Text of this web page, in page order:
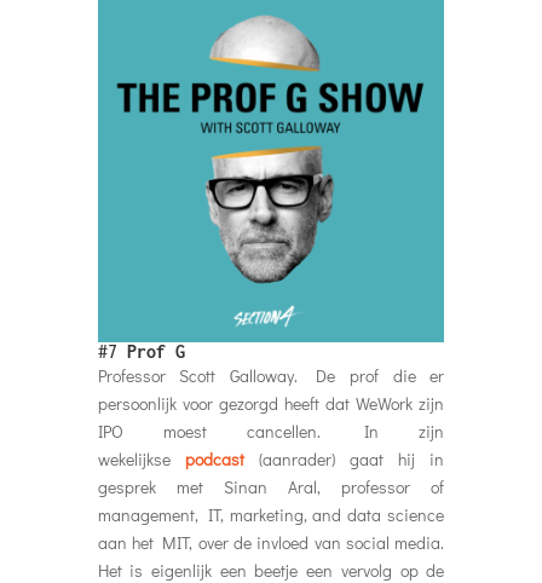
#7 Prof G
Professor Scott Galloway. De prof die er
persoonlijk voor gezorgd heeft dat WeWork zijn
IPO moest cancellen. In zijn
wekelijkse podcast(aanrader) gaat hij in
gesprek met Sinan Aral, professor of
management, IT, marketing, and data science
aan het MIT, over de invloed van social media.
Het is eigenlijk een beetje een vervolg op de